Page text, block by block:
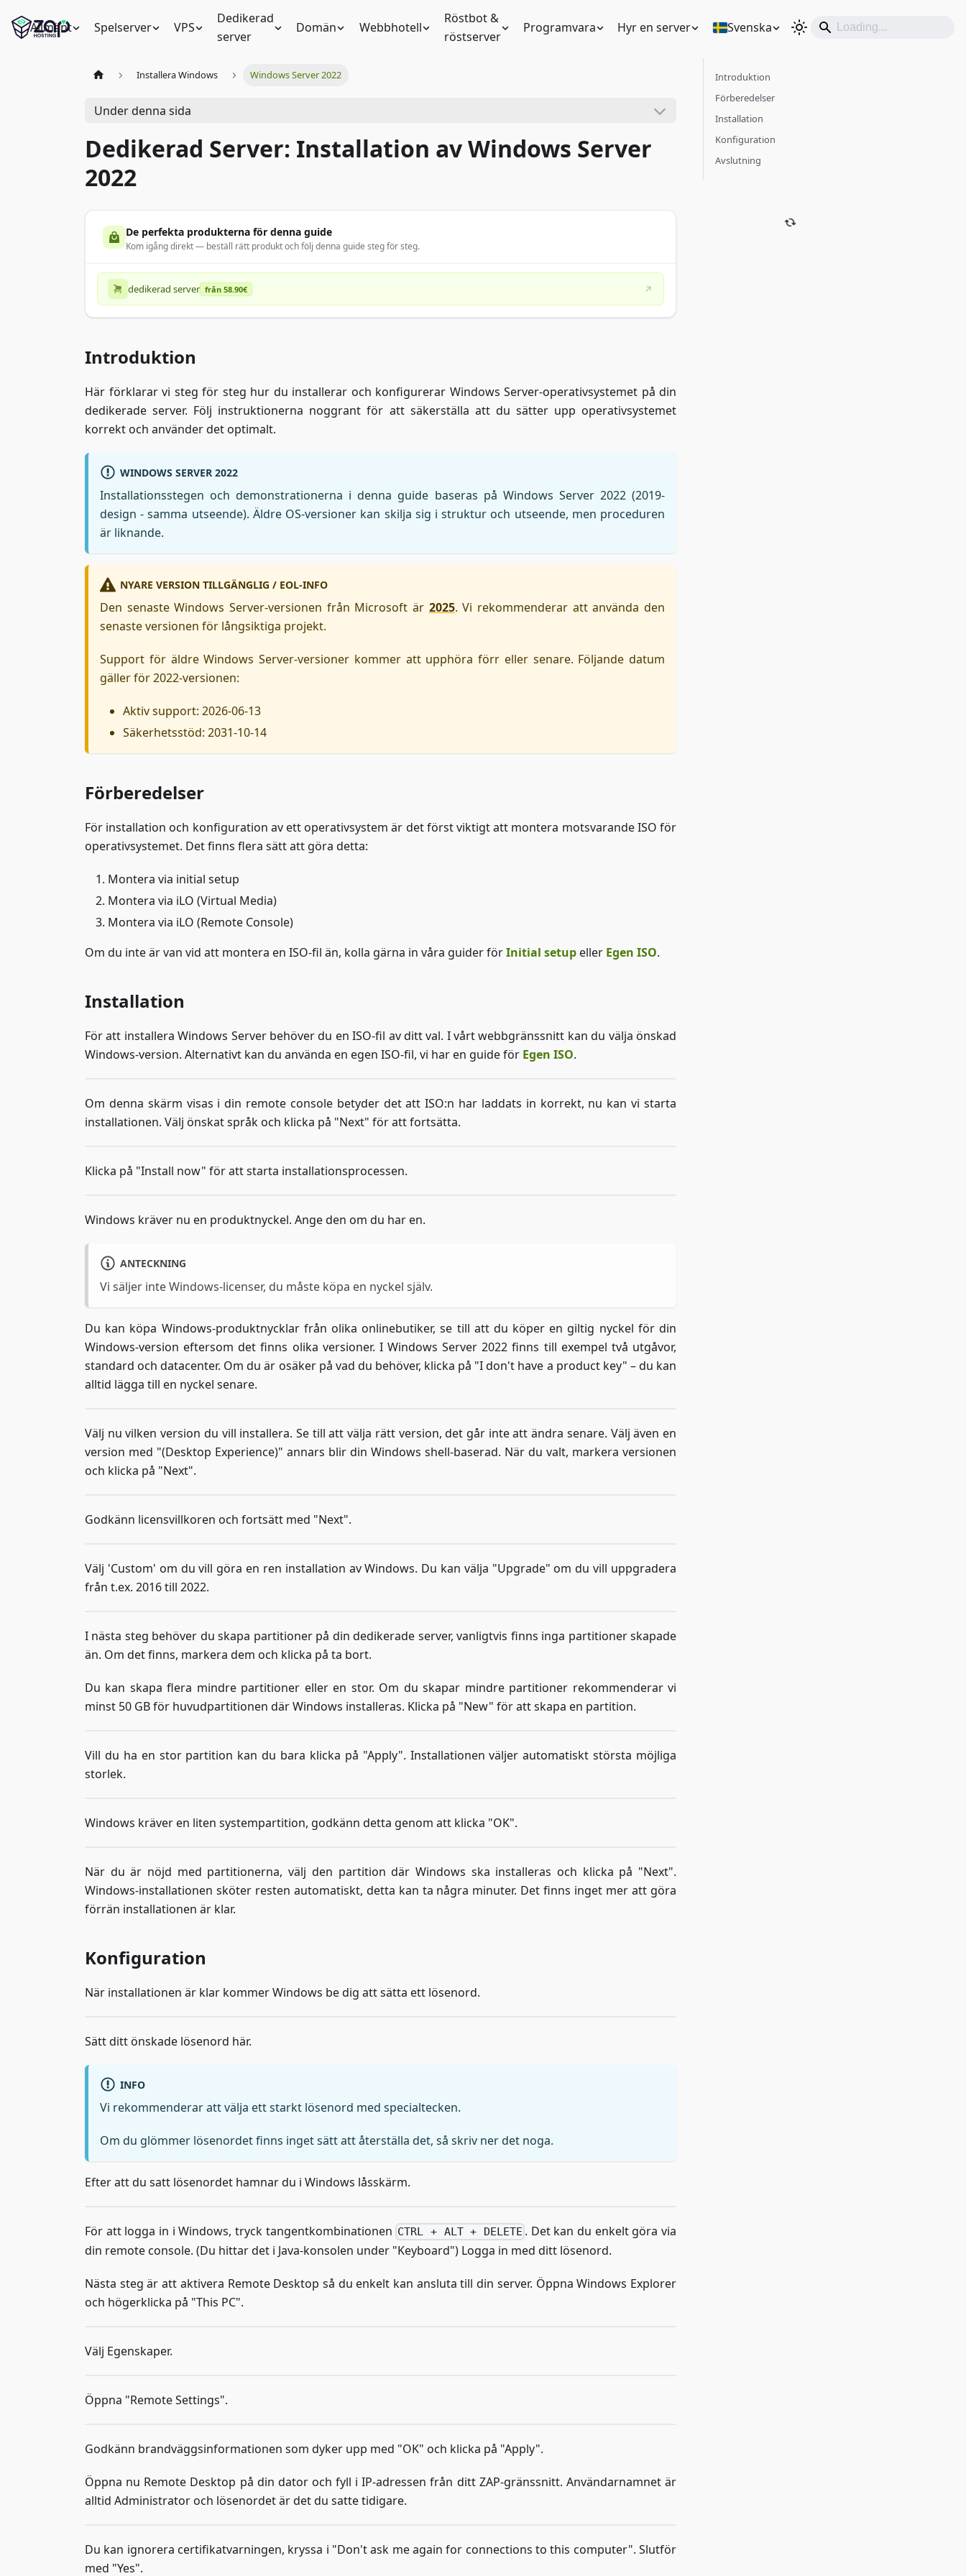
Allmänt Spelserver VPS
Dedikerad
server
Domän Webbhotell
Röstbot &
röstserver
Programvara Hyr en server Svenska
Installera Windows Windows Server 2022
Under denna sida
Dedikerad Server: Installation av Windows Server
2022
De perfekta produkterna för denna guide
Kom igång direkt — beställ rätt produkt och följ denna guide steg för steg.
dedikerad server från 58.90€
Introduktion
Här förklarar vi steg för steg hur du installerar och konfigurerar Windows Server-operativsystemet på din
dedikerade server. Följ instruktionerna noggrant för att säkerställa att du sätter upp operativsystemet
korrekt och använder det optimalt.
WINDOWS SERVER 2022
Installationsstegen och demonstrationerna i denna guide baseras på Windows Server 2022 (2019-
design - samma utseende). Äldre OS-versioner kan skilja sig i struktur och utseende, men proceduren
är liknande.
NYARE VERSION TILLGÄNGLIG / EOL-INFO
Den senaste Windows Server-versionen från Microsoft är 2025. Vi rekommenderar att använda den
senaste versionen för långsiktiga projekt.
Support för äldre Windows Server-versioner kommer att upphöra förr eller senare. Följande datum
gäller för 2022-versionen:
Aktiv support: 2026-06-13
Säkerhetsstöd: 2031-10-14
Förberedelser
För installation och konfiguration av ett operativsystem är det först viktigt att montera motsvarande ISO för
operativsystemet. Det finns flera sätt att göra detta:
Montera via initial setup
Montera via iLO (Virtual Media)
Montera via iLO (Remote Console)
Om du inte är van vid att montera en ISO-fil än, kolla gärna in våra guider förInitial setupeller Egen ISO.
Installation
För att installera Windows Server behöver du en ISO-fil av ditt val. I vårt webbgränssnitt kan du välja önskad
Windows-version. Alternativt kan du använda en egen ISO-fil, vi har en guide för Egen ISO.
Om denna skärm visas i din remote console betyder det att ISO:n har laddats in korrekt, nu kan vi starta
installationen. Välj önskat språk och klicka på "Next" för att fortsätta.
Klicka på "Install now" för att starta installationsprocessen.
Windows kräver nu en produktnyckel. Ange den om du har en.
ANTECKNING
Vi säljer inte Windows-licenser, du måste köpa en nyckel själv.
Du kan köpa Windows-produktnycklar från olika onlinebutiker, se till att du köper en giltig nyckel för din
Windows-version eftersom det finns olika versioner. I Windows Server 2022 finns till exempel två utgåvor,
standard och datacenter. Om du är osäker på vad du behöver, klicka på "I don't have a product key" – du kan
alltid lägga till en nyckel senare.
Välj nu vilken version du vill installera. Se till att välja rätt version, det går inte att ändra senare. Välj även en
version med "(Desktop Experience)" annars blir din Windows shell-baserad. När du valt, markera versionen
och klicka på "Next".
Godkänn licensvillkoren och fortsätt med "Next".
Välj 'Custom' om du vill göra en ren installation av Windows. Du kan välja "Upgrade" om du vill uppgradera
från t.ex. 2016 till 2022.
I nästa steg behöver du skapa partitioner på din dedikerade server, vanligtvis finns inga partitioner skapade
än. Om det finns, markera dem och klicka på ta bort.
Du kan skapa flera mindre partitioner eller en stor. Om du skapar mindre partitioner rekommenderar vi
minst 50 GB för huvudpartitionen där Windows installeras. Klicka på "New" för att skapa en partition.
Vill du ha en stor partition kan du bara klicka på "Apply". Installationen väljer automatiskt största möjliga
storlek.
Windows kräver en liten systempartition, godkänn detta genom att klicka "OK".
När du är nöjd med partitionerna, välj den partition där Windows ska installeras och klicka på "Next".
Windows-installationen sköter resten automatiskt, detta kan ta några minuter. Det finns inget mer att göra
förrän installationen är klar.
Konfiguration
När installationen är klar kommer Windows be dig att sätta ett lösenord.
Sätt ditt önskade lösenord här.
INFO
Vi rekommenderar att välja ett starkt lösenord med specialtecken.
Om du glömmer lösenordet finns inget sätt att återställa det, så skriv ner det noga.
Efter att du satt lösenordet hamnar du i Windows låsskärm.
För att logga in i Windows, tryck tangentkombinationen CTRL + ALT + DELETE . Det kan du enkelt göra via
din remote console. (Du hittar det i Java-konsolen under "Keyboard") Logga in med ditt lösenord.
Nästa steg är att aktivera Remote Desktop så du enkelt kan ansluta till din server. Öppna Windows Explorer
och högerklicka på "This PC".
Välj Egenskaper.
Öppna "Remote Settings".
Godkänn brandväggsinformationen som dyker upp med "OK" och klicka på "Apply".
Öppna nu Remote Desktop på din dator och fyll i IP-adressen från ditt ZAP-gränssnitt. Användarnamnet är
alltid Administrator och lösenordet är det du satte tidigare.
Du kan ignorera certifikatvarningen, kryssa i "Don't ask me again for connections to this computer". Slutför
med "Yes".
Introduktion
Förberedelser
Installation
Konfiguration
Avslutning